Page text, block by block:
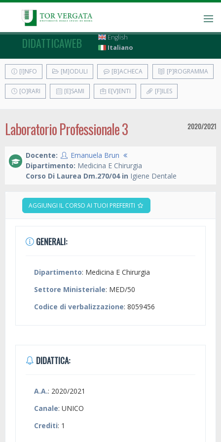
DIDATTICAWEB
English
Italiano
[I]NFO [M]ODULI [B]ACHECA [P]ROGRAMMA
[O]RARI [E]SAMI E[V]ENTI [F]ILES
Laboratorio Professionale 3 2020/2021
Docente:
Emanuela Brun
Dipartimento: Medicina E Chirurgia
Corso Di Laurea Dm.270/04 in Igiene Dentale
AGGIUNGI IL CORSO AI TUOI PREFERITI
GENERALI:
Dipartimento: Medicina E Chirurgia
Settore Ministeriale: MED/50
Codice di verbalizzazione: 8059456
DIDATTICA:
A.A.: 2020/2021
Canale: UNICO
Crediti: 1